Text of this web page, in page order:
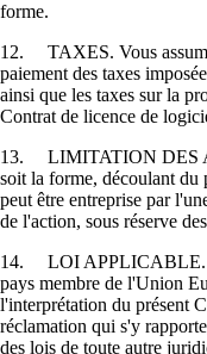
forme.
12. TAXES. Vous
paiement des taxes
ainsi que les taxes sur la
Contrat de licence de
13. LIMITATION DES
soit la forme, découlant du
peut être entreprise par
de l'action, sous réserve
14. LOI APPLICABLE.
pays membre de l'Union
l'interprétation du présent
réclamation qui s'y
des lois de toute autre